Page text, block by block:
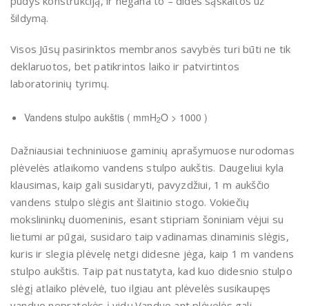
šildymą.
Visos Jūsų pasirinktos membranos savybės turi būti ne tik
deklaruotos, bet patikrintos laiko ir patvirtintos
laboratorinių tyrimų.
Vandens stulpo aukštis ( mmH2O > 1000 )
Dažniausiai techniniuose gaminių aprašymuose nurodomas
plėvelės atlaikomo vandens stulpo aukštis. Daugeliui kyla
klausimas, kaip gali susidaryti, pavyzdžiui, 1 m aukščio
vandens stulpo slėgis ant šlaitinio stogo. Vokiečių
mokslininkų duomeninis, esant stipriam šoniniam vėjui su
lietumi ar pūgai, susidaro taip vadinamas dinaminis slėgis,
kuris ir slegia plėvelę netgi didesne jėga, kaip 1 m vandens
stulpo aukštis. Taip pat nustatyta, kad kuo didesnio stulpo
slėgį atlaiko plėvelė, tuo ilgiau ant plėvelės susikaupęs